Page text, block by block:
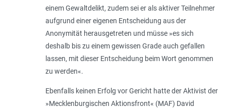
einem Gewaltdelikt, zudem sei er als aktiver Teilnehmer
aufgrund einer eigenen Entscheidung aus der
Anonymität herausgetreten und müsse »es sich
deshalb bis zu einem gewissen Grade auch gefallen
lassen, mit dieser Entscheidung beim Wort genommen
zu werden«.
Ebenfalls keinen Erfolg vor Gericht hatte der Aktivist der
»Mecklenburgischen Aktionsfront« (MAF) David